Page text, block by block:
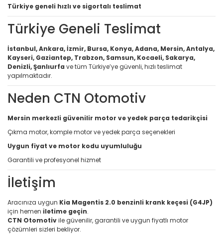
Türkiye geneli hızlı ve sigortalı teslimat
Türkiye Geneli Teslimat
İstanbul, Ankara, İzmir, Bursa, Konya, Adana, Mersin, Antalya,
Kayseri, Gaziantep, Trabzon, Samsun, Kocaeli, Sakarya,
Denizli, Şanlıurfa ve tüm Türkiye’ye güvenli, hızlı teslimat
yapılmaktadır.
Neden CTN Otomotiv
Mersin merkezli güvenilir motor ve yedek parça tedarikçisi
Çıkma motor, komple motor ve yedek parça seçenekleri
Uygun fiyat ve motor kodu uyumluluğu
Garantili ve profesyonel hizmet
İletişim
Aracınıza uygun Kia Magentis 2.0 benzinli krank keçesi (G4JP)
için hemen iletime geçin.
CTN Otomotivile güvenilir, garantili ve uygun fiyatlı motor
çözümleri sizleri bekliyor.